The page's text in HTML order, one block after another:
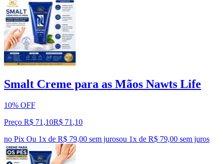
Smalt Creme para as Mãos Nawts Life
10% OFF
Preço R$ 71,10R$ 71 ,10
no Pix Ou 1x de R$ 79,00 sem jurosou 1x de R$ 79,00 sem juros